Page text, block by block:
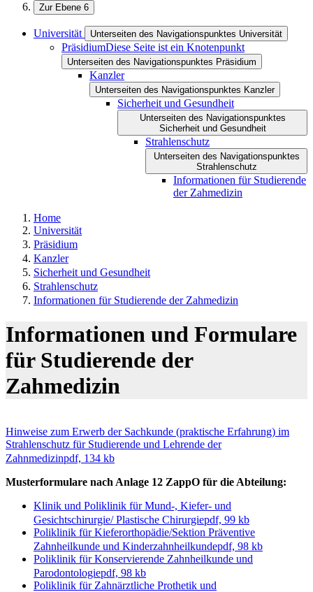
Zur Ebene 6
Universität Unterseiten des Navigationspunktes Universität
PräsidiumDiese Seite ist ein Knotenpunkt
Unterseiten des Navigationspunktes Präsidium
Kanzler
Unterseiten des Navigationspunktes Kanzler
Sicherheit und Gesundheit
Unterseiten des Navigationspunktes
Sicherheit und Gesundheit
Strahlenschutz
Unterseiten des Navigationspunktes
Strahlenschutz
Informationen für Studierende
der Zahmedizin
Home
Universität
Präsidium
Kanzler
Sicherheit und Gesundheit
Strahlenschutz
Informationen für Studierende der Zahmedizin
Informationen und Formulare
für Studierende der
Zahmedizin
Hinweise zum Erwerb der Sachkunde (praktische Erfahrung) im
Strahlenschutz für Studierende und Lehrende der
Zahnmedizinpdf, 134 kb
Musterformulare nach Anlage 12 ZappO für die Abteilung:
Klinik und Poliklinik für Mund-, Kiefer- und
Gesichtschirurgie/ Plastische Chirurgiepdf, 99 kb
Poliklinik für Kieferorthopädie/Sektion Präventive
Zahnheilkunde und Kinderzahnheilkundepdf, 98 kb
Poliklinik für Konservierende Zahnheilkunde und
Parodontologiepdf, 98 kb
Poliklinik für Zahnärztliche Prothetik und